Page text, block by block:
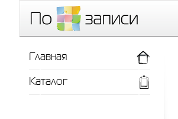
Главная
Каталог